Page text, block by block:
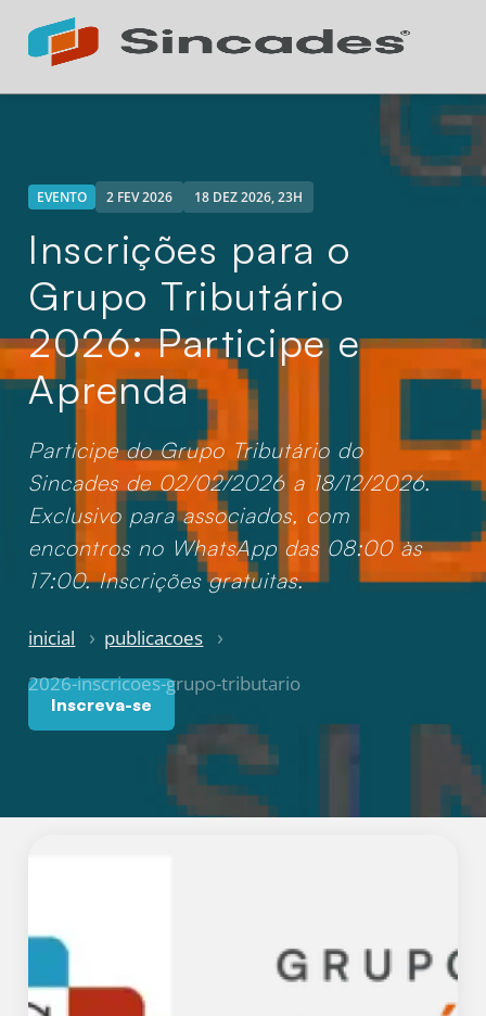
EVENTO 2 FEV 2026 18 DEZ 2026, 23H
Inscrições para o
Grupo Tributário
2026: Participe e
Aprenda
Participe do Grupo Tributário do
Sincades de 02/02/2026 a 18/12/2026.
Exclusivo para associados, com
encontros no WhatsApp das 08:00 às
17:00. Inscrições gratuitas.
inicial
publicacoes
2026-inscricoes-grupo-tributario
Inscreva-se